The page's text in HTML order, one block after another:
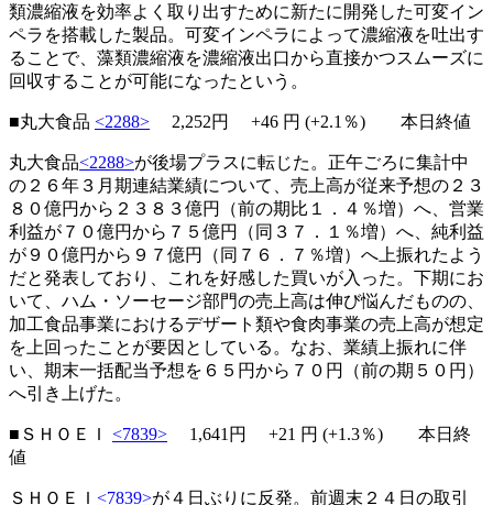
類濃縮液を効率よく取り出すために新たに開発した可変イン
ペラを搭載した製品。可変インペラによって濃縮液を吐出す
ることで、藻類濃縮液を濃縮液出口から直接かつスムーズに
回収することが可能になったという。
■丸大食品 <2288> 2,252円 +46 円 (+2.1％) 本日終値
丸大食品<2288>が後場プラスに転じた。正午ごろに集計中
の２６年３月期連結業績について、売上高が従来予想の２３
８０億円から２３８３億円（前の期比１．４％増）へ、営業
利益が７０億円から７５億円（同３７．１％増）へ、純利益
が９０億円から９７億円（同７６．７％増）へ上振れたよう
だと発表しており、これを好感した買いが入った。下期にお
いて、ハム・ソーセージ部門の売上高は伸び悩んだものの、
加工食品事業におけるデザート類や食肉事業の売上高が想定
を上回ったことが要因としている。なお、業績上振れに伴
い、期末一括配当予想を６５円から７０円（前の期５０円）
へ引き上げた。
■ＳＨＯＥＩ <7839> 1,641円 +21 円 (+1.3％) 本日終
値
ＳＨＯＥＩ <7839>が４日ぶりに反発。前週末２４日の取引